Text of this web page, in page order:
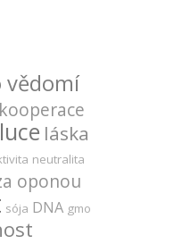
vědomí
kooperace
láska
neutralita
oponou
sója DNA gmo